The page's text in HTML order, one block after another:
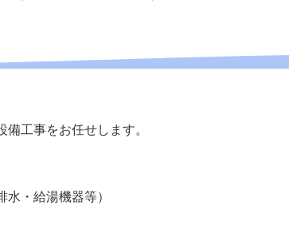
工事をお任せします。
・給湯機器等）